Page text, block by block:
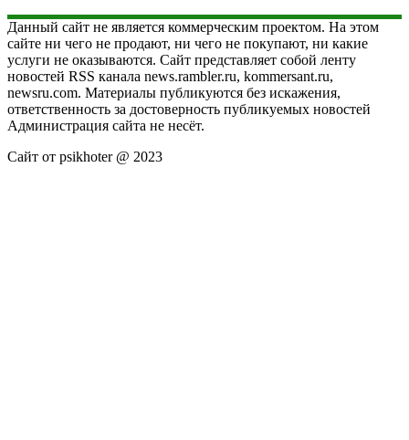
Данный сайт не является коммерческим проектом. На этом
сайте ни чего не продают, ни чего не покупают, ни какие
услуги не оказываются. Сайт представляет собой ленту
новостей RSS канала news.rambler.ru, kommersant.ru,
newsru.com. Материалы публикуются без искажения,
ответственность за достоверность публикуемых новостей
Администрация сайта не несёт.
Сайт от psikhoter @ 2023